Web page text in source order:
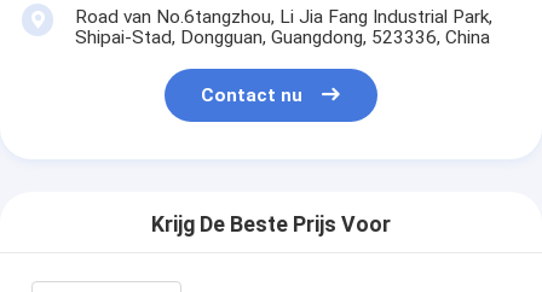
Road van No.6tangzhou, Li Jia Fang Industrial Park,
Shipai-Stad, Dongguan, Guangdong, 523336, China
Contact nu
Krijg De Beste Prijs Voor